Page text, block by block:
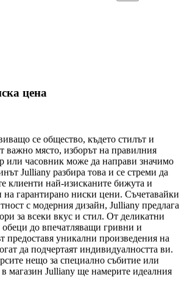
цена
се общество, където стилът и
важно място, изборът на правилния
или часовник може да направи значимо
Julliany разбира това и се стреми да
клиенти най-изисканите бижута и
на гарантирано ниски цени. Съчетавайки
с модерния дизайн, Julliany предлага
за всеки вкус и стил. От деликатни
обеци до впечатляващи гривни и
предоставя уникални произведения на
да подчертаят индивидуалността ви.
нещо за специално събитие или
магазин Julliany ще намерите идеалния